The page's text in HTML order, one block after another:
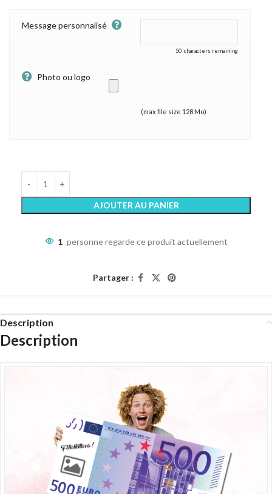
Message personnalisé
50 characters remaining
Photo ou logo
(max file size 128 Mo)
AJOUTER AU PANIER
1 personne regarde ce produit actuellement
Partager :
Description
Description